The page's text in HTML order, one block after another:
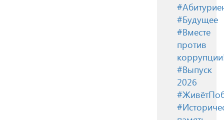
#Будущее
#Вместе
против
#Выпуск
2026